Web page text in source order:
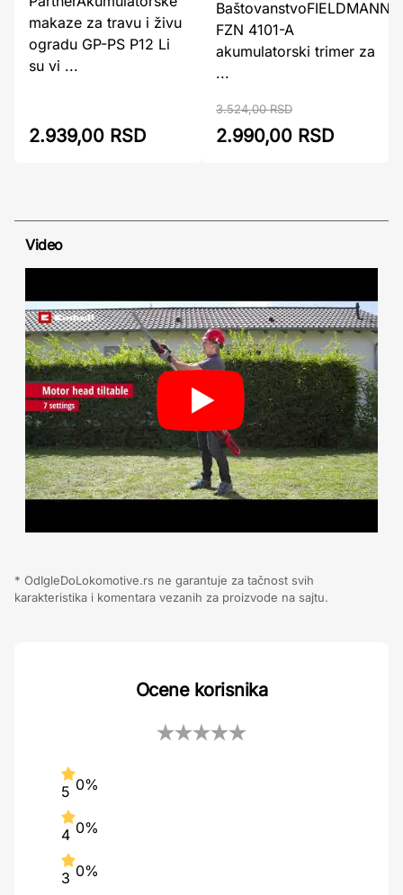
makaze za travu i živu
ogradu GP-PS P12 Li
su vi ...
2.939,00 RSD
BaštovanstvoFIELDMANN
FZN 4101-A
akumulatorski trimer za
...
3.524,00 RSD
2.990,00 RSD
Video
* OdIgleDoLokomotive.rs ne garantuje za tačnost svih
karakteristika i komentara vezanih za proizvode na sajtu.
Ocene korisnika
5 0%
4 0%
3 0%